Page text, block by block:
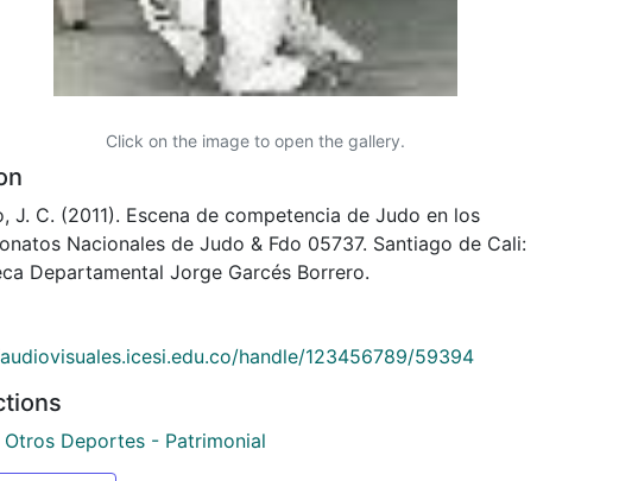
Click on the image to open the gallery.
J. C. (2011). Escena de competencia de Judo en los
Nacionales de Judo & Fdo 05737. Santiago de Cali:
Departamental Jorge Garcés Borrero.
handle/123456789/59394
Otros Deportes - Patrimonial